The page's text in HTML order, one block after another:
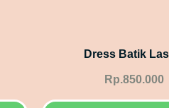
Dress Batik
Rp.850.000